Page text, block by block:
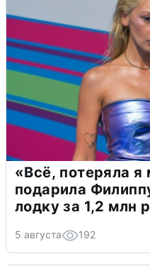
«Всё, потеряла
подарила
лодку за 1,2 млн
5 августа 192